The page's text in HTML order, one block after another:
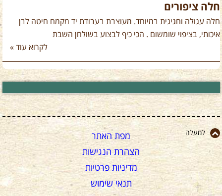
חלה ציפורים
חלה עגולה וחגיגית במיוחד. מעוצבת בעבודת יד מקמח חיטה לבן
איכותי, בציפוי שומשום . הכי כיף לבצוע בשולחן השבת
לקרוא עוד »
למעלה
מפת האתר
הצהרת הנגישות
מדיניות פרטיות
תנאי שימוש